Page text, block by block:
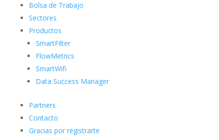
Bolsa de Trabajo
Sectores
Productos
SmartFilter
FlowMetrics
SmartWifi
Data Success Manager
Partners
Contacto
Gracias por registrarte